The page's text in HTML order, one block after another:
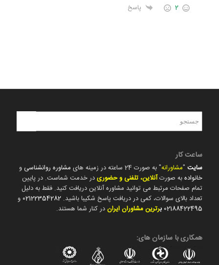
2 پاسخ
ساعت کار
سایت"مشاورانه" به صورت 24 ساعته در زمینه های مشاوره روانشناسی و
خانوادهبه صورتآنلاین، تلفنی و حضوریدر خدمت شماست. در پایین
تمام صفحات مرتبط می توانید مشاوره آنلاین دریافت کنید. فقط به دلیل
تعداد بالای سوالات، کمی در دریافت پاسخ شکیبا باشید. 02122354282 و
02188422495 برترین مشاوران ایراندر کنار شما هستند.
همکاری با سازمان های: